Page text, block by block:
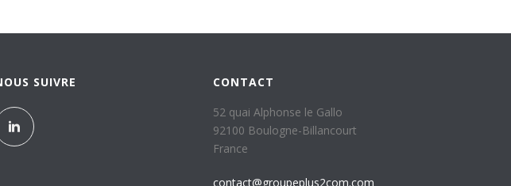
SUIVRE
CONTACT
52 quai Alphonse le Gallo
92100 Boulogne-Billancourt
France
contact@groupeplus2com.com